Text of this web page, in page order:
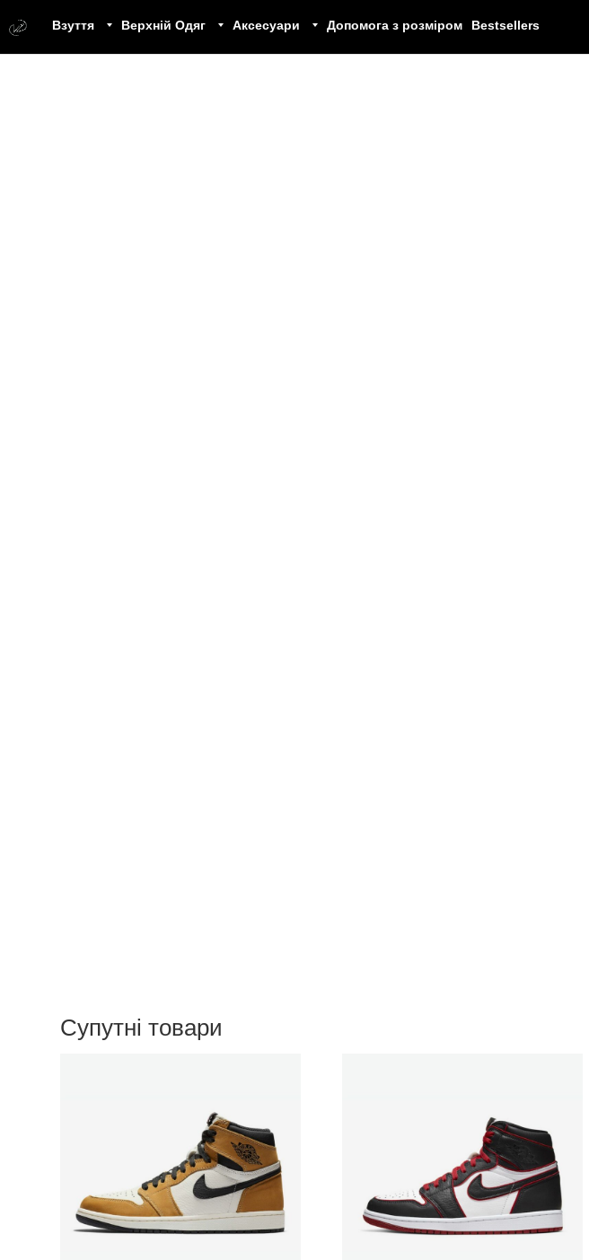
Взуття Верхній Одяг Аксесуари Допомога з розміром Bestsellers
Супутні товари